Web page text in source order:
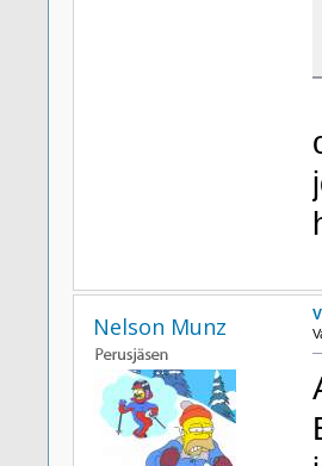
Nelson Munz